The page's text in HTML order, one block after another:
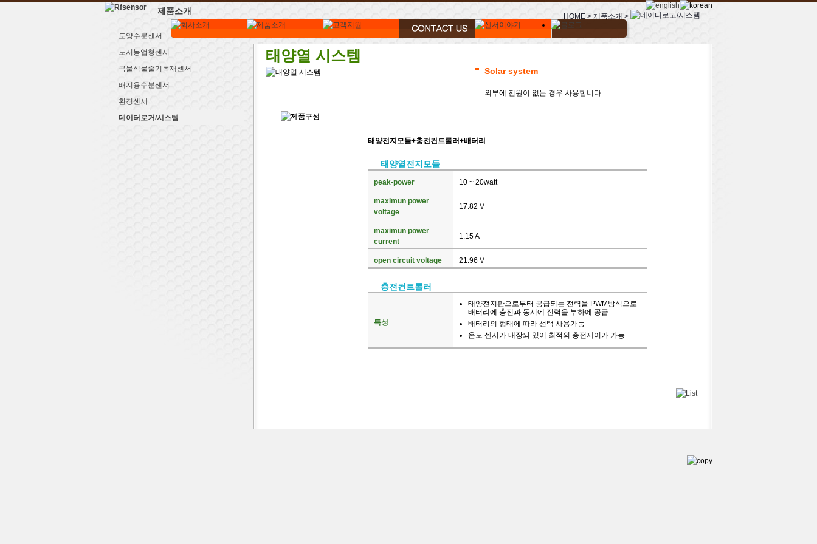
제품소개
토양수분센서
도시농업형센서
곡물식물줄기목재센서
배지용수분센서
환경센서
데이터로거/시스템
HOME > 제품소개 >
태양열 시스템
Solar system
외부에 전원이 없는 경우 사용합니다.
태양전지모듈+충전컨트롤러+배터리
태양열전지모듈
peak-power 10 ~ 20watt
maximun power
voltage
17.82 V
maximun power
current
1.15 A
open circuit voltage 21.96 V
충전컨트롤러
특성
태양전지판으로부터 공급되는 전력을 PWM방식으로
배터리에 충전과 동시에 전력을 부하에 공급
배터리의 형태에 따라 선택 사용가능
온도 센서가 내장되 있어 최적의 충전제어가 가능